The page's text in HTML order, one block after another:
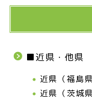
■近県・他県
近県（福島県
近県（茨城県